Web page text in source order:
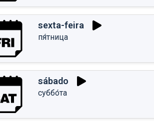
sexta-feira
пя́тница
sábado
суббо́та